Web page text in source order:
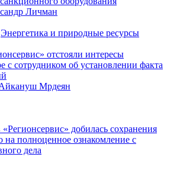
Личман
Энергетика и природные ресурсы
отстояли интересы
с сотрудником об установлении факта
Мрдеян
добилась сохранения
на полноценное ознакомление с
дела